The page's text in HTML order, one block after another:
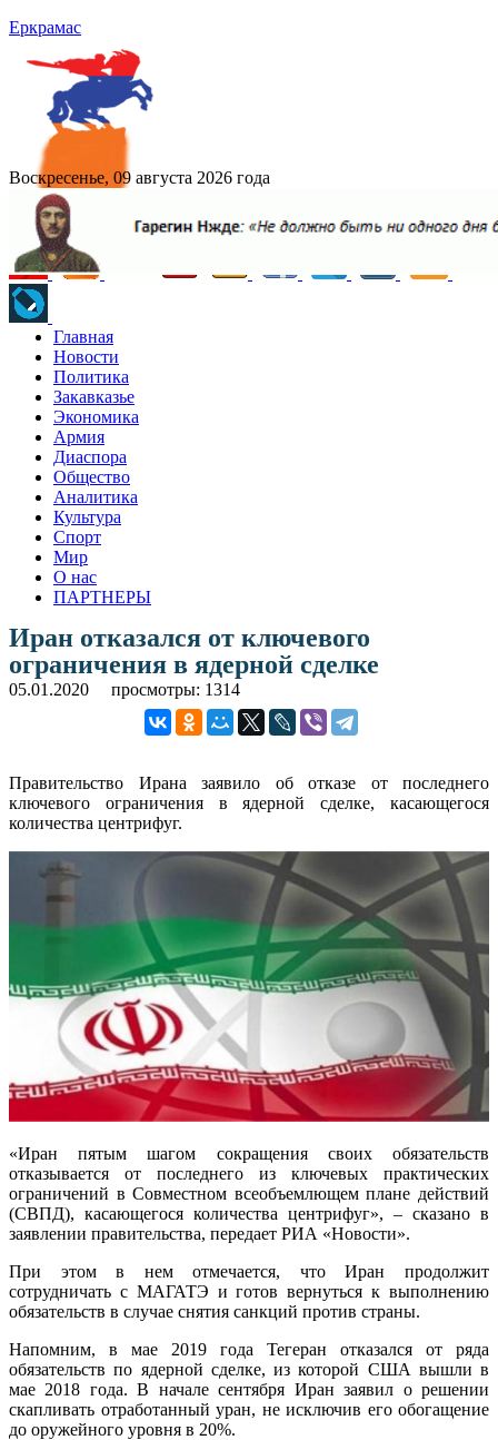
Еркрамас
Воскресенье, 09 августа 2026 года
Главная
Новости
Политика
Закавказье
Экономика
Армия
Диаспора
Общество
Аналитика
Культура
Спорт
Мир
О нас
ПАРТНЕРЫ
Иран отказался от ключевого
ограничения в ядерной сделке
05.01.2020 просмотры: 1314
Правительство Ирана заявило об отказе от последнего
ключевого ограничения в ядерной сделке, касающегося
количества центрифуг.
«Иран пятым шагом сокращения своих обязательств
отказывается от последнего из ключевых практических
ограничений в Совместном всеобъемлющем плане действий
(СВПД), касающегося количества центрифуг», – сказано в
заявлении правительства, передает РИА «Новости».
При этом в нем отмечается, что Иран продолжит
сотрудничать с МАГАТЭ и готов вернуться к выполнению
обязательств в случае снятия санкций против страны.
Напомним, в мае 2019 года Тегеран отказался от ряда
обязательств по ядерной сделке, из которой США вышли в
мае 2018 года. В начале сентября Иран заявил о решении
скапливать отработанный уран, не исключив его обогащение
до оружейного уровня в 20%.